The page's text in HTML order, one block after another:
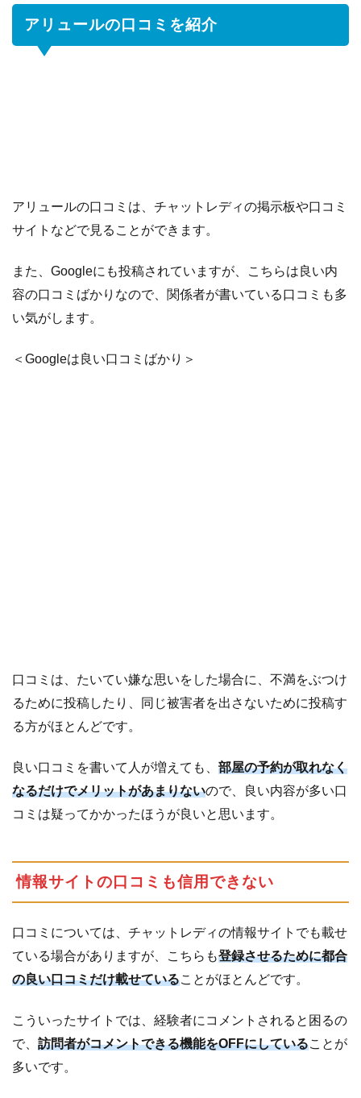
アリュールの口コミを紹介
アリュールの口コミは、チャットレディの掲示板や口コミ
サイトなどで見ることができます。
また、Googleにも投稿されていますが、こちらは良い内
容の口コミばかりなので、関係者が書いている口コミも多
い気がします。
＜Googleは良い口コミばかり＞
口コミは、たいてい嫌な思いをした場合に、不満をぶつけ
るために投稿したり、同じ被害者を出さないために投稿す
る方がほとんどです。
良い口コミを書いて人が増えても、 部屋の予約が取れなく
なるだけでメリットがあまりないので、良い内容が多い口
コミは疑ってかかったほうが良いと思います。
情報サイトの口コミも信用できない
口コミについては、チャットレディの情報サイトでも載せ
ている場合がありますが、こちらも登録させるために都合
の良い口コミだけ載せていることがほとんどです。
こういったサイトでは、経験者にコメントされると困るの
で、 訪問者がコメントできる機能をOFFにしていることが
多いです。